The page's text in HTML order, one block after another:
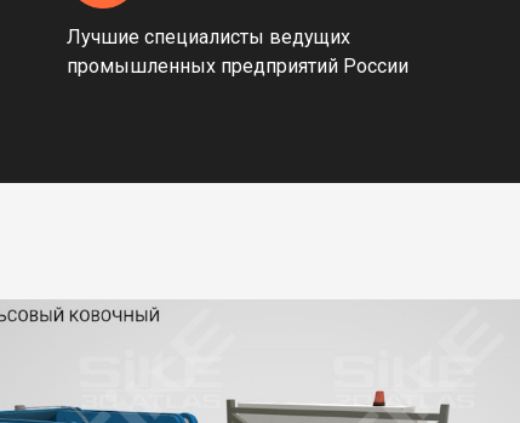
Лучшие специалисты ведущих
промышленных предприятий России